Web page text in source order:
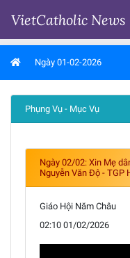
VietCatholic News
Ngày 01-02-2026
Phụng Vụ - Mục Vụ
Ngày 02/02: Xin Mẹ
Nguyễn Văn Độ - TGP
Giáo Hội Năm Châu
02:10 01/02/2026